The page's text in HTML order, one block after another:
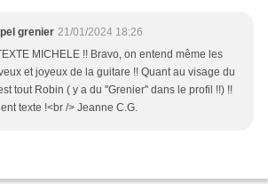
grenier 21/01/2024 18:26
MICHELE !! Bravo, on entend même les
et joyeux de la guitare !! Quant au visage du
tout Robin ( y a du ''Grenier'' dans le profil !!) !!
texte !<br /> Jeanne C.G.